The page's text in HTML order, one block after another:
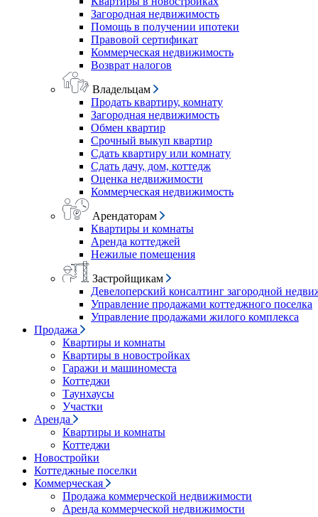
Загородная недвижимость
Помощь в получении ипотеки
Правовой сертификат
Коммерческая недвижимость
Возврат налогов
Владельцам
Продать квартиру, комнату
Загородная недвижимость
Обмен квартир
Срочный выкуп квартир
Сдать квартиру или комнату
Сдать дачу, дом, коттедж
Оценка недвижимости
Коммерческая недвижимость
Арендаторам
Квартиры и комнаты
Аренда коттеджей
Нежилые помещения
Застройщикам
Девелоперский консалтинг загородной
Управление продажами коттеджного поселка
Управление продажами жилого комплекса
Продажа
Квартиры и комнаты
Квартиры в новостройках
Гаражи и машиноместа
Коттеджи
Таунхаусы
Участки
Аренда
Квартиры и комнаты
Коттеджи
Новостройки
Коттеджные поселки
Коммерческая
Продажа коммерческой недвижимости
Аренда коммерческой недвижимости